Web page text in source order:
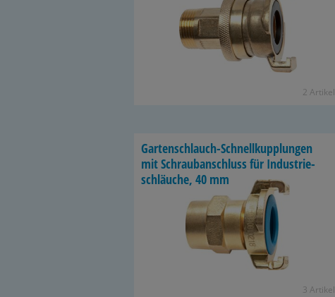
2 Ar­ti­kel
Gartenschlauch-​Schnellkupplungen
mit Schraub­an­schluss für In­dus­trie­
schläu­che, 40 mm
3 Ar­ti­kel